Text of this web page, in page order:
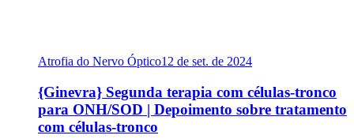
Atrofia do Nervo Óptico12 de set. de 2024
{Ginevra} Segunda terapia com células-tronco
para ONH/SOD | Depoimento sobre tratamento
com células-tronco